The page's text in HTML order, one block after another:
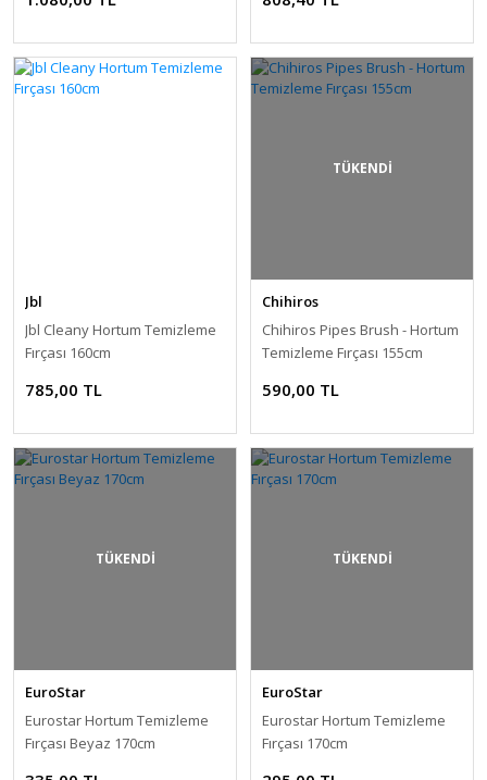
Jbl
Jbl Cleany Hortum Temizleme
Fırçası 160cm
785,00 TL
TÜKENDİ
Chihiros
Chihiros Pipes Brush - Hortum
Temizleme Fırçası 155cm
590,00 TL
TÜKENDİ
EuroStar
Eurostar Hortum Temizleme
Fırçası Beyaz 170cm
TÜKENDİ
EuroStar
Eurostar Hortum Temizleme
Fırçası 170cm